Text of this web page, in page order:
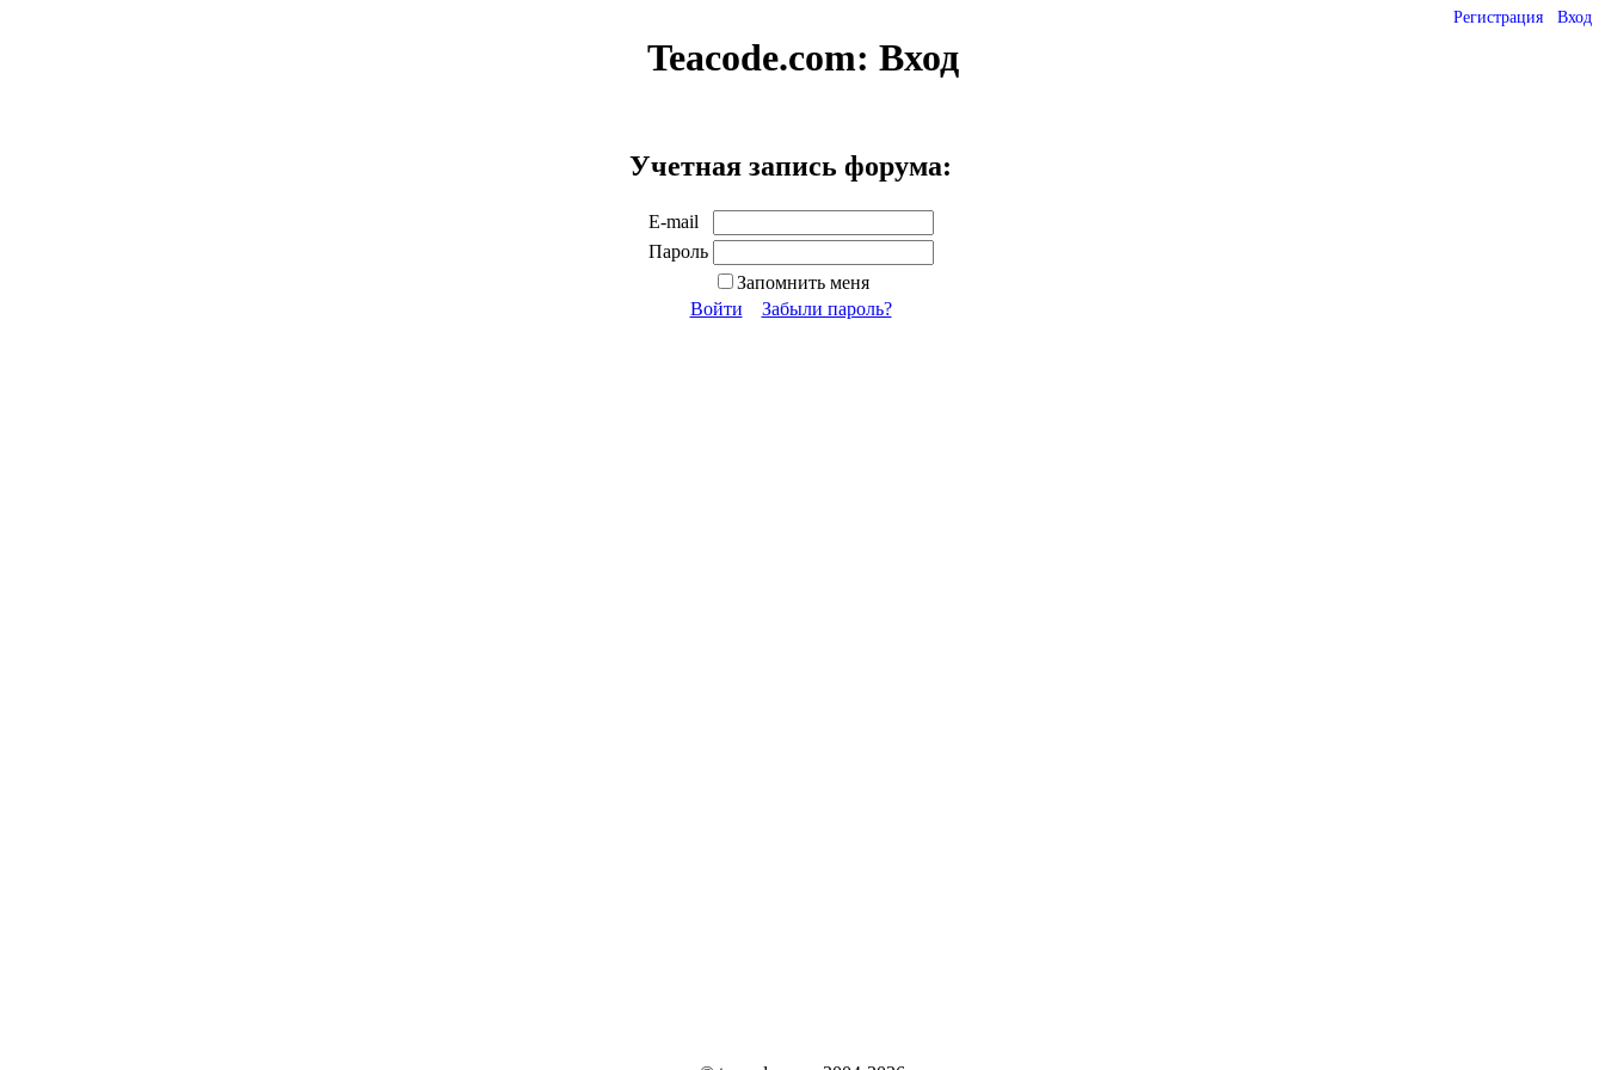
Регистрация Вход
Teacode.com: Вход
Учетная запись форума:
E-mail
Пароль
Запомнить меня
Войти
Забыли пароль?